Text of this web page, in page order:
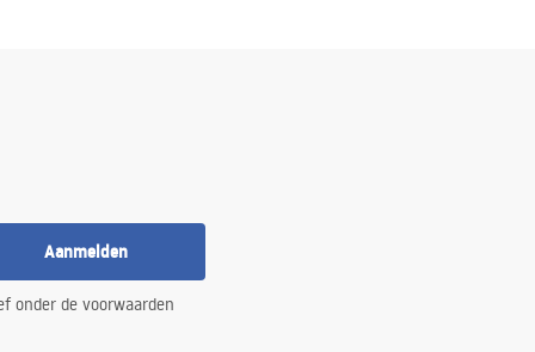
Aanmelden
onder de voorwaarden